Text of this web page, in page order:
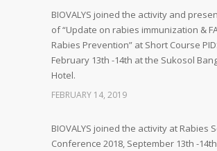
BIOVALYS joined the activity and
of “Update on rabies immunization &
Rabies Prevention” at Short Course
February 13th -14th at the Sukosol
Hotel.
FEBRUARY 14, 2019
BIOVALYS joined the activity at Rabies
Conference 2018, September 13th -